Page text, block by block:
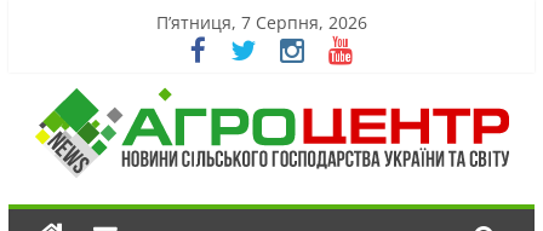
П’ятниця, 7 Серпня, 2026